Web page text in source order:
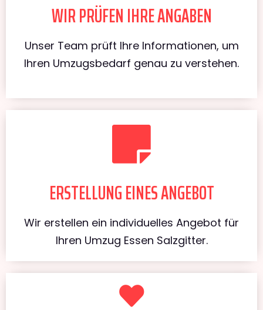
WIR PRÜFEN IHRE ANGABEN
Unser Team prüft Ihre Informationen, um
Ihren Umzugsbedarf genau zu verstehen.
ERSTELLUNG EINES ANGEBOT
Wir erstellen ein individuelles Angebot für
Ihren Umzug Essen Salzgitter.